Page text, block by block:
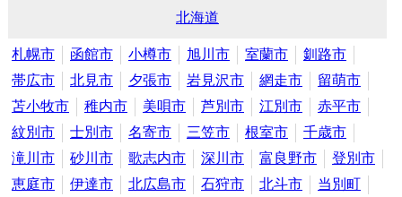
北海道
札幌市 函館市 小樽市 旭川市 室蘭市
釧路市
帯広市
北見市 夕張市 岩見沢市 網走市
留萌市
苫小牧市
稚内市 美唄市 芦別市 江別市
赤平市
紋別市
士別市 名寄市 三笠市 根室市
千歳市
滝川市
砂川市 歌志内市 深川市 富良野市
登別市
恵庭市
伊達市 北広島市 石狩市 北斗市
当別町